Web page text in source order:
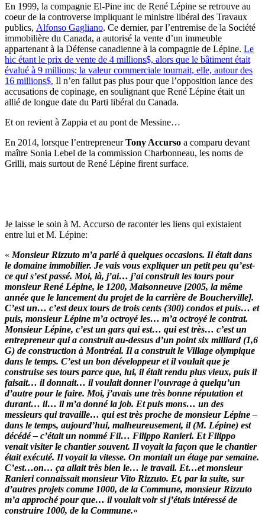
En 1999, la compagnie El-Pine inc de René Lépine se retrouve au
coeur de la controverse impliquant le ministre libéral des Travaux
publics, Alfonso Gagliano. Ce dernier, par l’entremise de la Société
immobilière du Canada, a autorisé la vente d’un immeuble
appartenant à la Défense canadienne à la compagnie de Lépine. Le
hic étant le prix de vente de 4 millions$, alors que le bâtiment était
évalué à 9 millions; la valeur commerciale tournait, elle, autour des
16 millions$. Il n’en fallut pas plus pour que l’opposition lance des
accusations de copinage, en soulignant que René Lépine était un
allié de longue date du Parti libéral du Canada.
Et on revient à Zappia et au pont de Messine…
En 2014, lorsque l’entrepreneurTony Accurso a comparu devant
maître Sonia Lebel de la commission Charbonneau, les noms de
Grilli, mais surtout de René Lépine firent surface.
Je laisse le soin à M. Accurso de raconter les liens qui existaient
entre lui et M. Lépine:
« Monsieur Rizzuto m’a parlé à quelques occasions. Il était dans
le domaine immobilier. Je vais vous expliquer un petit peu qu’est-
ce qui s’est passé. Moi, là, j’ai… j’ai construit les tours pour
monsieur René Lépine, le 1200, Maisonneuve [2005, la même
année que le lancement du projet de la carrière de Boucherville].
C’est un… c’est deux tours de trois cents (300) condos et puis… et
puis, monsieur Lépine m’a octroyé les… m’a octroyé le contrat.
Monsieur Lépine, c’est un gars qui est… qui est très… c’est un
entrepreneur qui a construit au-dessus d’un point six milliard (1,6
G) de construction à Montréal. Il a construit le Village olympique
dans le temps. C’est un bon développeur et il voulait que je
construise ses tours parce que, lui, il était rendu plus vieux, puis il
faisait… il donnait… il voulait donner l’ouvrage à quelqu’un
d’autre pour le faire. Moi, j’avais une très bonne réputation et
durant… il… il m’a donné la job. Et puis mons… un des
messieurs qui travaille… qui est très proche de monsieur Lépine –
dans le temps, aujourd’hui, malheureusement, il (M. Lépine) est
décédé – c’était un nommé Fil… Filippo Ranieri. Et Filippo
venait visiter le chantier souvent. Il voyait la façon que le chantier
était exécuté. Il voyait la vitesse. On montait un étage par semaine.
C’est…on… ça allait très bien le… le travail. Et…et monsieur
Ranieri connaissait monsieur Vito Rizzuto. Et, par la suite, sur
d’autres projets comme 1000, de la Commune, monsieur Rizzuto
m’a approché pour que… il voulait voir si j’étais intéressé de
construire 1000, de la Commune.«